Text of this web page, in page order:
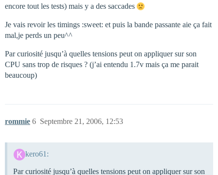
encore tout les tests) mais y a des saccades
Je vais revoir les timings :sweet: et puis la bande passante aie ça fait
mal,je perds un peu^^
Par curiosité jusqu’à quelles tensions peut on appliquer sur son
CPU sans trop de risques ? (j’ai entendu 1.7v mais ça me parait
beaucoup)
rommie Septembre 21, 2006, 12:53
6
kero61:
Par curiosité jusqu’à quelles tensions peut on appliquer sur son